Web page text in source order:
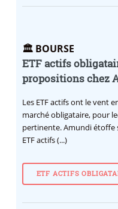
🏛️ BOURSE
ETF actifs
propositions chez
Les ETF actifs ont le vent
marché obligataire, pour
pertinente. Amundi étoffe
ETF actifs (...)
ETF ACTIFS